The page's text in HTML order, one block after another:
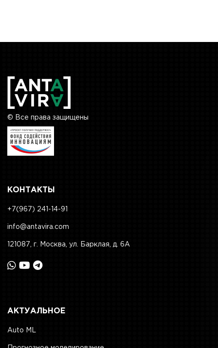
© Все права защищены
КОНТАКТЫ
+7(967) 241-14-91
info@antavira.com
121087, г. Москва, ул. Барклая, д. 6А
АКТУАЛЬНОЕ
Auto ML